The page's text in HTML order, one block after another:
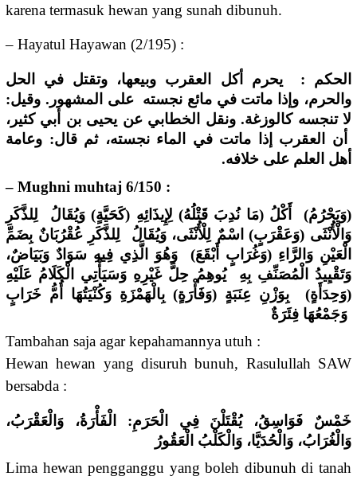
karena termasuk hewan yang sunah dibunuh.
– Hayatul Hayawan (2/195) :
الحكم : يحرم أكل العقرب وبيعها، وتقتل في الحل
والحرم، وإذا ماتت في مائع نجسته على المشهور. وقيل:
لا تنجسه كالوزغة. ونقل الخطابي عن يحيى بن أبي كثير،
أن العقرب إذا ماتت في الماء نجسته، ثم قال: وعامة
أهل العلم على خلافه.
– Mughni muhtaj 6/150 :
(وَيَحْرُمُ) أَكْلُ (مَا نُدِبَ قَتْلُهُ) لِإِيذَائِهِ (كَحَيَّةٍ) وَيُقَالُ لِلذَّكَرِ
وَالْأُنْثَى (وَعَقْرَبٍ) اسْمٌ لِلْأُنْثَى، وَيُقَالُ لِلذَّكَرِ عُقْرُبَانٌ بِضَمِّ
الْعَيْنِ وَالرَّاءِ (وَغُرَابٍ أَبْقَعَ) وَهُوَ الَّذِي فِيهِ سَوَادٌ وَبَيَاضٌ،
وَتَقْيِيدُ الْمُصَنِّفِ بِهِ يُوهِمُ حِلَّ غَيْرِهِ وَسَيَأْتِي الْكَلَامُ عَلَيْهِ
(وَحِدَأَةٍ) بِوَزْنِ عِنَبَةٍ (وَفَأْرَةٍ) بِالْهَمْزَةِ وَكُنْيَتُهَا أُمُّ خَرَابٍ
وَجَمْعُهَا فِئَرَةٌ
Tambahan saja agar kepahamannya utuh :
Hewan hewan yang disuruh bunuh, Rasulullah SAW
bersabda :
خَمْسٌ فَوَاسِقُ، يُقْتَلْنَ فِي الْحَرَمِ: الْفَأْرَةُ، وَالْعَقْرَبُ،
وَالْغُرَابُ، وَالْحُدَيَّا، وَالْكَلْبُ الْعَقُورُ
Lima hewan pengganggu yang boleh dibunuh di tanah